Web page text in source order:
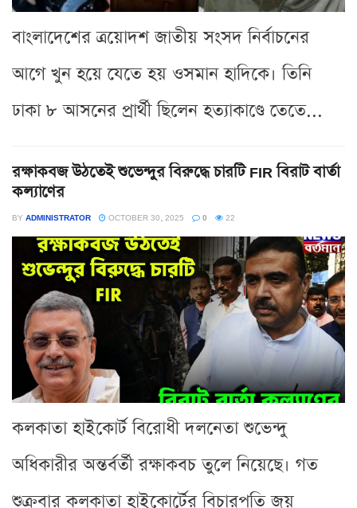
বাংলাদেশের ত্রয়োদশ জাতীয় সংসদ নির্বাচনের
আগে খুন হয়ে যেতে হয় ওসমান হাদিকে। তিনি
ঢাকা ৮ আসনের প্রার্থী ছিলেন হত্যাকাণ্ডে তেতে...
রক্ষাকবজ উঠতেই শুভেন্দুর বিরুদ্ধে চারটি FIR বিরাট বার্তা
কল্যাণের
BY ADMINISTRATOR OCTOBER 30, 2025 0 22
কলকাতা হাইকোর্ট বিরোধী দলনেতা শুভেন্দু
অধিকারীর অন্তর্বর্তী রক্ষাকবচ তুলে নিয়েছে। গত
শুক্রবার কলকাতা হাইকোর্টের বিচারপতি জয়